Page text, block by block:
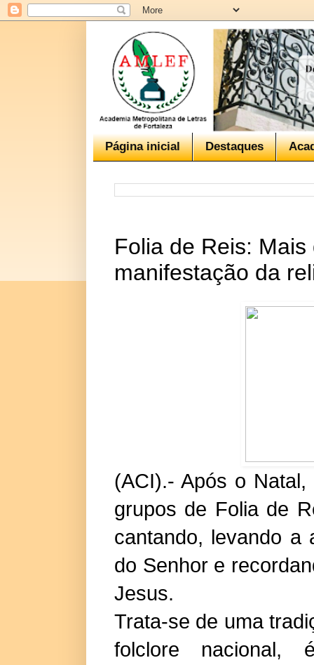
Página inicial Destaques
Folia de Reis:
manifestação da
(ACI).- Após o Natal,
grupos de Folia de
cantando, levando a
do Senhor e
Jesus.
Trata-se de uma
folclore nacional,